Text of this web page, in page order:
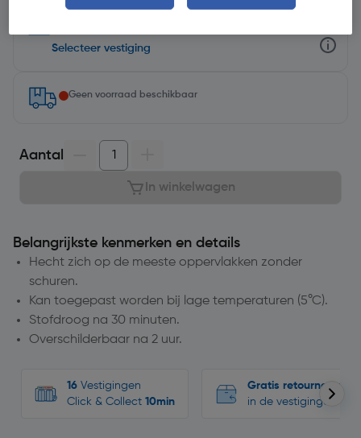
Selecteer vestiging
Geen voorraad beschikbaar
Aantal
In winkelwagen
Belangrijkste kenmerken en details
Hecht zich op de meeste oppervlakken zonder
schuren.
Kan toegepast worden bij lage temperaturen (5°C).
Stofdroog na 30 minuten.
Overschilderbaar na 2 uur.
16 Vestigingen
Click & Collect 10min
Gratis retourneren
in de vestigingen